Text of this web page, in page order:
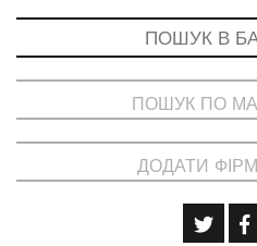
ПОШУК ПО
ДОДАТИ